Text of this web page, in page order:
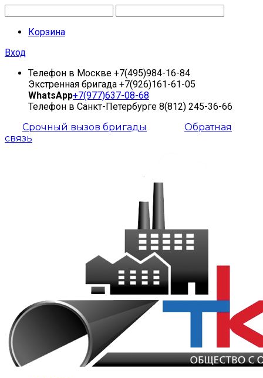
Корзина
Вход
Телефон в Москве +7(495)984-16-84
Экстренная бригада +7(926)161-61-05
WhatsApp+7(977)637-08-68
Телефон в Санкт-Петербурге 8(812) 245-36-66
Срочный вызов бригады
Обратная
связь